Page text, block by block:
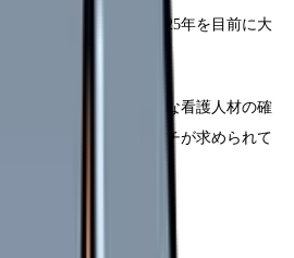
を取り巻く環境は、2025年を目前に大
用手法だけでは、優秀な看護人材の確
より効果的なアプローチが求められて